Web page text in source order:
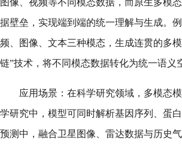
图像、视频等不同模态数据，而原生多模
据壁垒，实现端到端的统一理解与生成。
频、图像、文本三种模态，生成连贯的多
链”技术，将不同模态数据转化为统一语
应用场景：在科学研究领域，多模态
学研究中，模型可同时解析基因序列、蛋
预测中，融合卫星图像、雷达数据与历史